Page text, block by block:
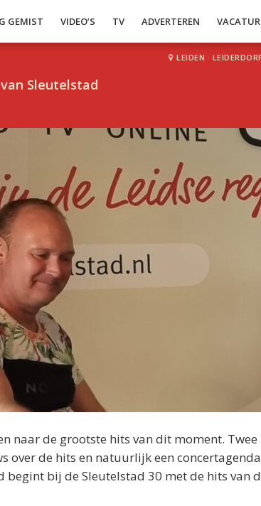
GEMIST VIDEO’S TV ADVERTEREN
Sleutelstad
LEIDEN ·
naar de grootste hits van dit moment.
de hits en natuurlijk een
bij de Sleutelstad 30 met de hits van